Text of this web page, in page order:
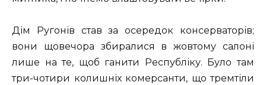
Дім Ругонів став за осередок консерваторів;
вони щовечора збиралися в жовтому салоні
лише на те, щоб ганити Республіку. Було там
три-чотири колишніх комерсанти, що тремтіли